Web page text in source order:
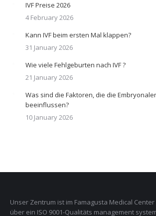
IVF Preise 2026
4 February 2026
Kann IVF beim ersten Mal klappen?
31 January 2026
Wie viele Fehlgeburten nach IVF ?
21 January 2026
Was sind die Faktoren, die die
beeinflussen?
10 January 2026
Unser Zentrum ist im Famagusta Medical
über ein ISO 9001-Qualitäts management